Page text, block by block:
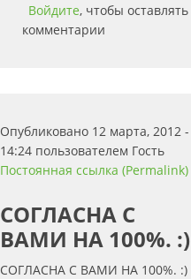
Войдите, чтобы оставлять
комментарии
Опубликовано 12 марта, 2012 -
14:24 пользователем Гость
Постоянная ссылка (Permalink)
СОГЛАСНА С
ВАМИ НА 100%. :)
СОГЛАСНА С ВАМИ НА 100%. :)